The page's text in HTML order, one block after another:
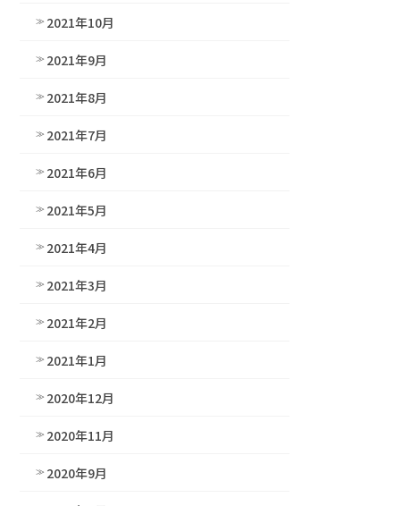
2021年10月
2021年9月
2021年8月
2021年7月
2021年6月
2021年5月
2021年4月
2021年3月
2021年2月
2021年1月
2020年12月
2020年11月
2020年9月